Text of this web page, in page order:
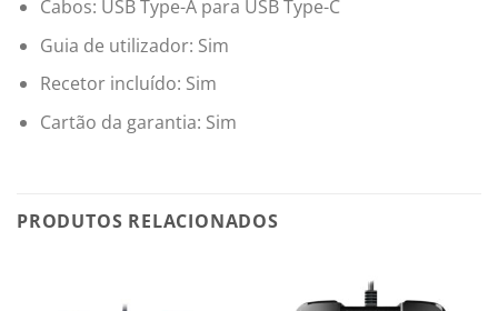
Cabos: USB Type-A para USB Type-C
Guia de utilizador: Sim
Recetor incluído: Sim
Cartão da garantia: Sim
PRODUTOS RELACIONADOS